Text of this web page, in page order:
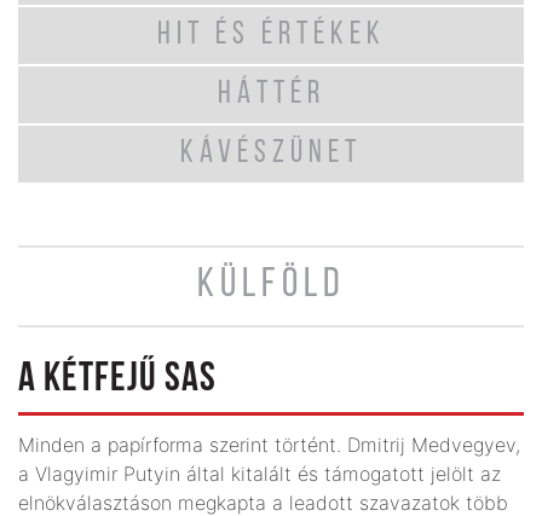
HIT ÉS ÉRTÉKEK
HÁTTÉR
KÁVÉSZÜNET
KÜLFÖLD
A KÉTFEJŰ SAS
Minden a papírforma szerint történt. Dmitrij Medvegyev,
a Vlagyimir Putyin által kitalált és támogatott jelölt az
elnökválasztáson megkapta a leadott szavazatok több